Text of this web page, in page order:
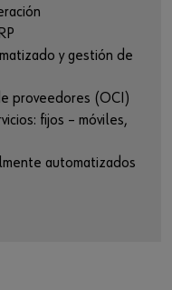
y gestión de
proveedores (OCI)
fijos – móviles,
automatizados